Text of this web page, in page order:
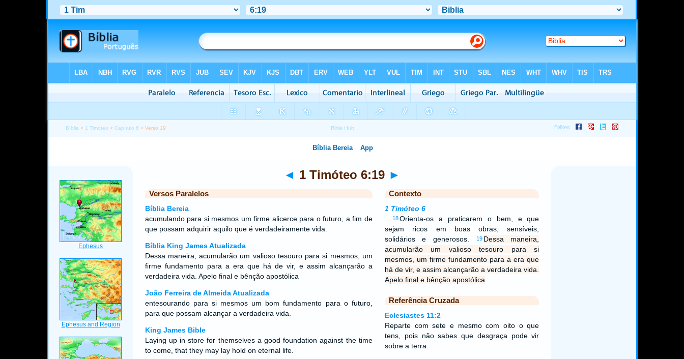
Bíblia > 1 Timóteo >Capítulo 6 > Verso 19
◄ 1 Timóteo 6:19 ►
Versos Paralelos
Bíblia Bereia
acumulando para si mesmos um firme alicerce para o futuro, a fim de
que possam adquirir aquilo que é verdadeiramente vida.
Bíblia King James Atualizada
Dessa maneira, acumularão um valioso tesouro para si mesmos, um
firme fundamento para a era que há de vir, e assim alcançarão a
verdadeira vida. Apelo final e bênção apostólica
João Ferreira de Almeida Atualizada
entesourando para si mesmos um bom fundamento para o futuro,
para que possam alcançar a verdadeira vida.
King James Bible
Laying up in store for themselves a good foundation against the time
to come, that they may lay hold on eternal life.
Contexto
1 Timóteo 6
18Orienta-os a praticarem o bem, e que
sejam ricos em boas obras, sensíveis,
solidários e generosos.
19 Dessa maneira,
acumularão um valioso tesouro para si
mesmos, um firme fundamento para a era que
há de vir, e assim alcançarão a verdadeira vida.
Apelo final e bênção apostólica
Referência Cruzada
Eclesiastes 11:2
Reparte com sete e mesmo com oito o que
tens, pois não sabes que desgraça pode vir
sobre a terra.